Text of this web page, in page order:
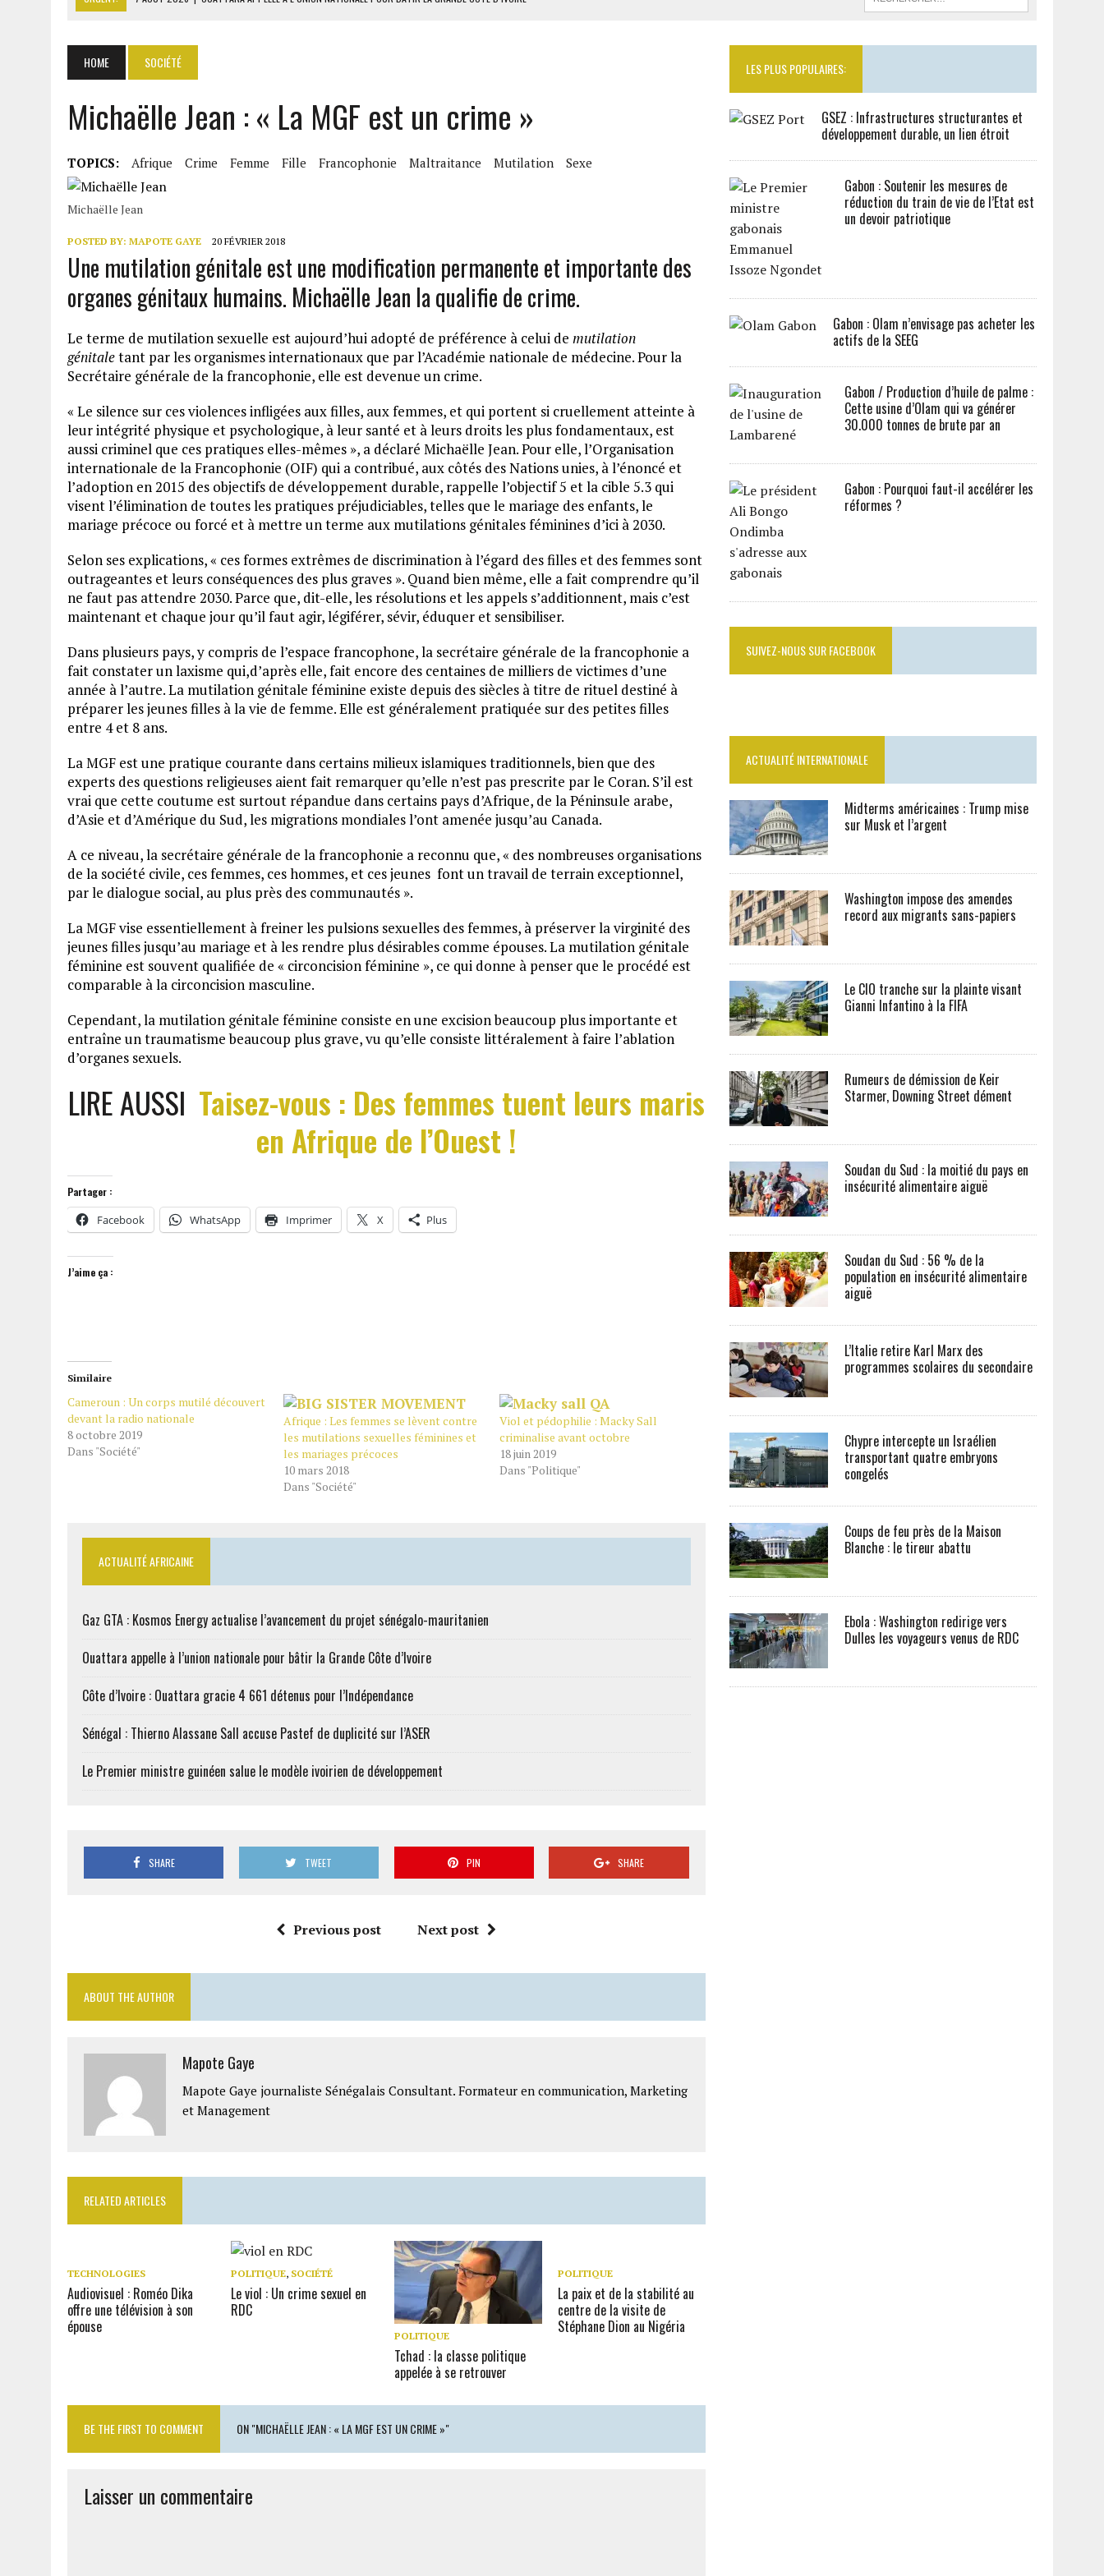
SÉNÉGAL : THIERNO ALASSANE SALL ACCUSE PASTEF DE DUPLICITÉ SUR L’ASER
7 AOÛT 2026 | LE PREMIER MINISTRE GUINÉEN SALUE LE MODÈLE IVOIRIEN DE DÉVELOPPEMENT
7 AOÛT 2026
| GAZ GTA : KOSMOS ENERGY ACTUALISE L’AVANCEMENT DU PROJET SÉNÉGALO-MAURITANIEN
HOME SOCIÉTÉ
Michaëlle Jean : « La MGF est un crime »
TOPICS: Afrique Crime Femme Fille Francophonie Maltraitance Mutilation Sexe
Michaëlle Jean
POSTED BY: MAPOTE GAYE 20 FÉVRIER 2018
Une mutilation génitale est une modification permanente et importante des
organes génitaux humains. Michaëlle Jean la qualifie de crime.
Le terme de mutilation sexuelle est aujourd’hui adopté de préférence à celui de mutilation
génitaletant par les organismes internationaux que par l’Académie nationale de médecine. Pour la
Secrétaire générale de la francophonie, elle est devenue un crime.
« Le silence sur ces violences infligées aux filles, aux femmes, et qui portent si cruellement atteinte à
leur intégrité physique et psychologique, à leur santé et à leurs droits les plus fondamentaux, est
aussi criminel que ces pratiques elles-mêmes », a déclaré Michaëlle Jean. Pour elle, l’Organisation
internationale de la Francophonie (OIF) qui a contribué, aux côtés des Nations unies, à l’énoncé et
l’adoption en 2015 des objectifs de développement durable, rappelle l’objectif 5 et la cible 5.3 qui
visent l’élimination de toutes les pratiques préjudiciables, telles que le mariage des enfants, le
mariage précoce ou forcé et à mettre un terme aux mutilations génitales féminines d’ici à 2030.
Selon ses explications, « ces formes extrêmes de discrimination à l’égard des filles et des femmes sont
outrageantes et leurs conséquences des plus graves ». Quand bien même, elle a fait comprendre qu’il
ne faut pas attendre 2030. Parce que, dit-elle, les résolutions et les appels s’additionnent, mais c’est
maintenant et chaque jour qu’il faut agir, légiférer, sévir, éduquer et sensibiliser.
Dans plusieurs pays, y compris de l’espace francophone, la secrétaire générale de la francophonie a
fait constater un laxisme qui,d’après elle, fait encore des centaines de milliers de victimes d’une
année à l’autre. La mutilation génitale féminine existe depuis des siècles à titre de rituel destiné à
préparer les jeunes filles à la vie de femme. Elle est généralement pratiquée sur des petites filles
entre 4 et 8 ans.
La MGF est une pratique courante dans certains milieux islamiques traditionnels, bien que des
experts des questions religieuses aient fait remarquer qu’elle n’est pas prescrite par le Coran. S’il est
vrai que cette coutume est surtout répandue dans certains pays d’Afrique, de la Péninsule arabe,
d’Asie et d’Amérique du Sud, les migrations mondiales l’ont amenée jusqu’au Canada.
A ce niveau, la secrétaire générale de la francophonie a reconnu que, « des nombreuses organisations
de la société civile, ces femmes, ces hommes, et ces jeunes font un travail de terrain exceptionnel,
par le dialogue social, au plus près des communautés ».
La MGF vise essentiellement à freiner les pulsions sexuelles des femmes, à préserver la virginité des
jeunes filles jusqu’au mariage et à les rendre plus désirables comme épouses. La mutilation génitale
féminine est souvent qualifiée de « circoncision féminine », ce qui donne à penser que le procédé est
comparable à la circoncision masculine.
Cependant, la mutilation génitale féminine consiste en une excision beaucoup plus importante et
entraîne un traumatisme beaucoup plus grave, vu qu’elle consiste littéralement à faire l’ablation
d’organes sexuels.
LIRE AUSSI Taisez-vous : Des femmes tuent leurs maris
en Afrique de l’Ouest !
Partager :
Facebook WhatsApp Imprimer X Plus
J’aime ça :
Similaire
Cameroun : Un corps mutilé découvert
devant la radio nationale
8 octobre 2019
Dans "Société"
Afrique : Les femmes se lèvent contre
les mutilations sexuelles féminines et
les mariages précoces
10 mars 2018
Dans "Société"
Viol et pédophilie : Macky Sall
criminalise avant octobre
18 juin 2019
Dans "Politique"
ACTUALITÉ AFRICAINE
Gaz GTA : Kosmos Energy actualise l’avancement du projet sénégalo-mauritanien
Ouattara appelle à l’union nationale pour bâtir la Grande Côte d’Ivoire
Côte d’Ivoire : Ouattara gracie 4 661 détenus pour l’Indépendance
Sénégal : Thierno Alassane Sall accuse Pastef de duplicité sur l’ASER
Le Premier ministre guinéen salue le modèle ivoirien de développement
SHARE TWEET PIN SHARE
Previous post Next post
ABOUT THE AUTHOR
Mapote Gaye
Mapote Gaye journaliste Sénégalais Consultant. Formateur en communication, Marketing
et Management
RELATED ARTICLES
TECHNOLOGIES
Audiovisuel : Roméo Dika
offre une télévision à son
épouse
POLITIQUE, SOCIÉTÉ
Le viol : Un crime sexuel en
RDC
POLITIQUE
Tchad : la classe politique
appelée à se retrouver
POLITIQUE
La paix et de la stabilité au
centre de la visite de
Stéphane Dion au Nigéria
BE THE FIRST TO COMMENT ON "MICHAËLLE JEAN : « LA MGF EST UN CRIME »"
Laisser un commentaire
LES PLUS POPULAIRES:
GSEZ : Infrastructures structurantes et
développement durable, un lien étroit
Gabon : Soutenir les mesures de
réduction du train de vie de l’Etat est
un devoir patriotique
Gabon : Olam n’envisage pas acheter les
actifs de la SEEG
Gabon / Production d’huile de palme :
Cette usine d’Olam qui va générer
30.000 tonnes de brute par an
Gabon : Pourquoi faut-il accélérer les
réformes ?
SUIVEZ-NOUS SUR FACEBOOK
ACTUALITÉ INTERNATIONALE
Midterms américaines : Trump mise
sur Musk et l’argent
Washington impose des amendes
record aux migrants sans-papiers
Le CIO tranche sur la plainte visant
Gianni Infantino à la FIFA
Rumeurs de démission de Keir
Starmer, Downing Street dément
Soudan du Sud : la moitié du pays en
insécurité alimentaire aiguë
Soudan du Sud : 56 % de la
population en insécurité alimentaire
aiguë
L’Italie retire Karl Marx des
programmes scolaires du secondaire
Chypre intercepte un Israélien
transportant quatre embryons
congelés
Coups de feu près de la Maison
Blanche : le tireur abattu
Ebola : Washington redirige vers
Dulles les voyageurs venus de RDC